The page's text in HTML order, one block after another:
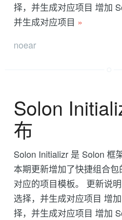
择，并生成对应项目 增加
并生成对应项目 »
noear
Solon
布
Solon Initializr 是 Solon 框
本期更新增加了快捷组合
对应的项目模板。 更新说
选择，并生成对应项目 增
择，并生成对应项目 增加